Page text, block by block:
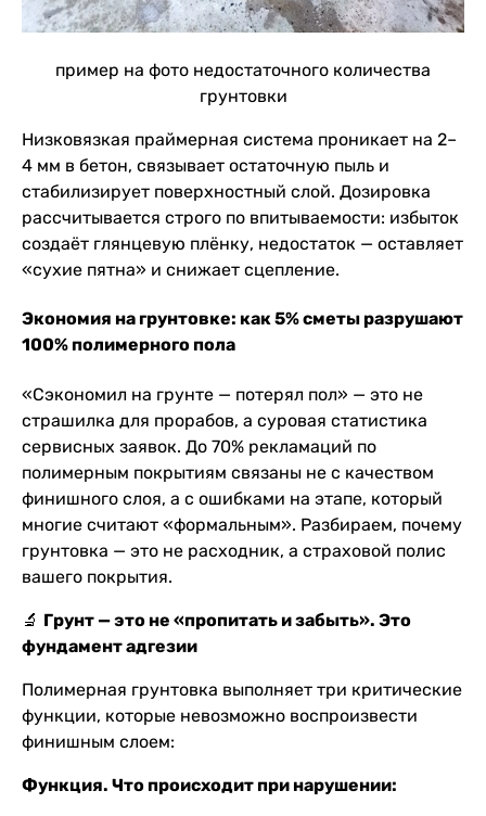
пример на фото недостаточного количества
грунтовки
Низковязкая праймерная система проникает на 2–
4 мм в бетон, связывает остаточную пыль и
стабилизирует поверхностный слой. Дозировка
рассчитывается строго по впитываемости: избыток
создаёт глянцевую плёнку, недостаток — оставляет
«сухие пятна» и снижает сцепление.
Экономия на грунтовке: как 5% сметы разрушают
100% полимерного пола
«Сэкономил на грунте — потерял пол» — это не
страшилка для прорабов, а суровая статистика
сервисных заявок. До 70% рекламаций по
полимерным покрытиям связаны не с качеством
финишного слоя, а с ошибками на этапе, который
многие считают «формальным». Разбираем, почему
грунтовка — это не расходник, а страховой полис
вашего покрытия.
🔬 Грунт — это не «пропитать и забыть». Это
фундамент адгезии
Полимерная грунтовка выполняет три критические
функции, которые невозможно воспроизвести
финишным слоем:
Функция. Что происходит при нарушении: